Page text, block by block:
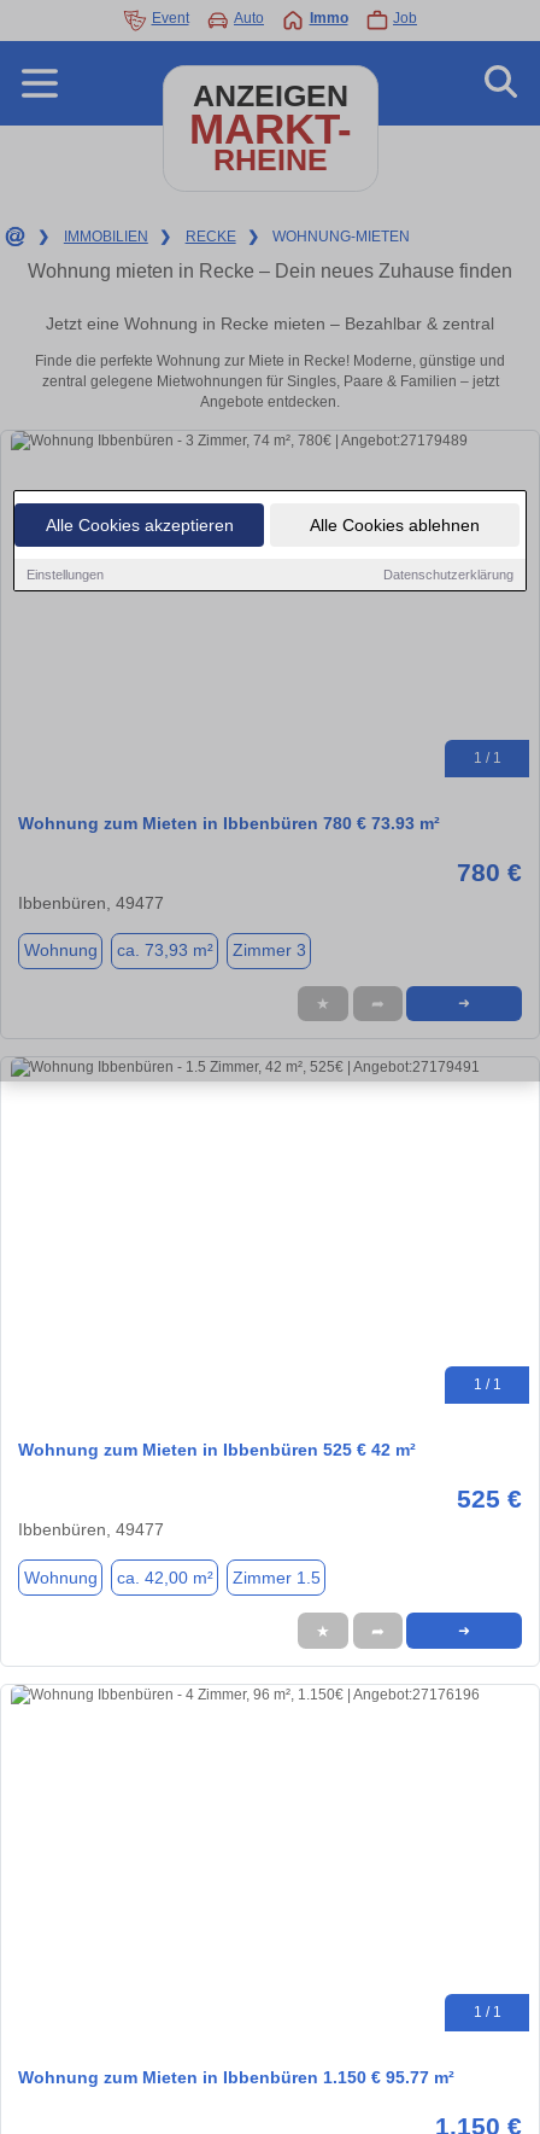
Alle Cookies akzeptieren Alle Cookies ablehnen
Einstellungen Datenschutzerklärung
Event Auto Immo Job
ANZEIGEN
MARKT-
RHEINE
❯ IMMOBILIEN ❯ RECKE ❯ WOHNUNG-MIETEN
Wohnung mieten in Recke – Dein neues Zuhause finden
Jetzt eine Wohnung in Recke mieten – Bezahlbar & zentral
Finde die perfekte Wohnung zur Miete in Recke! Moderne, günstige und
zentral gelegene Mietwohnungen für Singles, Paare & Familien – jetzt
Angebote entdecken.
1 / 1
Wohnung zum Mieten in Ibbenbüren 780 € 73.93 m²
780 €
Ibbenbüren, 49477
Wohnung ca. 73,93 m² Zimmer 3
★ ➦ ➜
1 / 1
Wohnung zum Mieten in Ibbenbüren 525 € 42 m²
525 €
Ibbenbüren, 49477
Wohnung ca. 42,00 m² Zimmer 1.5
★ ➦ ➜
1 / 1
Wohnung zum Mieten in Ibbenbüren 1.150 € 95.77 m²
1.150 €